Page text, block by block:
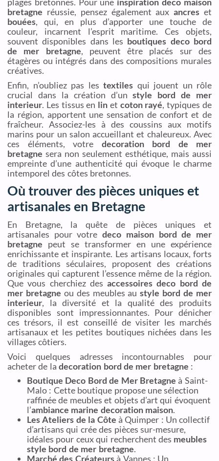
bretagne réussie, pensez également auxancres et
bouées, qui, en plus d’apporter une touche de
couleur, incarnent l’esprit maritime. Ces objets,
souvent disponibles dans les boutiques deco bord
de mer bretagne, peuvent être placés sur des
étagères ou intégrés dans des compositions murales
créatives.
Enfin, n’oubliez pas les textiles qui jouent un rôle
crucial dans la création d’unstyle bord de mer
interieur. Les tissus en lin et coton rayé, typiques de
la région, apportent une sensation de confort et de
fraîcheur. Associez-les à des coussins aux motifs
marins pour un salon accueillant et chaleureux. Avec
ces éléments, votre decoration bord de mer
bretagne sera non seulement esthétique, mais aussi
empreinte d’une authenticité qui évoque le charme
intemporel des côtes bretonnes.
Où trouver des pièces uniques et
artisanales en Bretagne
En Bretagne, la quête de pièces uniques et
artisanales pour votredeco maison bord de mer
bretagne peut se transformer en une expérience
enrichissante et inspirante. Les artisans locaux, forts
de traditions séculaires, proposent des créations
originales qui capturent l’essence même de la région.
Que vous cherchiez desaccessoires deco bord de
mer bretagne ou des meubles austyle bord de mer
interieur, la diversité et la qualité des produits
disponibles sont impressionnantes. Pour dénicher
ces trésors, il est conseillé de visiter les marchés
artisanaux et les petites boutiques nichées dans les
villages côtiers.
Voici quelques adresses incontournables pour
acheter de ladecoration bord de mer bretagne :
Boutique Deco Bord de Mer Bretagne à Saint-
Malo : Cette boutique propose une sélection
raffinée de meubles et objets d’art qui évoquent
l’ambiance marine decoration maison.
Les Ateliers de la Côte à Quimper : Un collectif
d’artisans qui crée des pièces sur-mesure,
idéales pour ceux qui recherchent des meubles
style bord de mer bretagne.
Marché des Créateursà Vannes : Un